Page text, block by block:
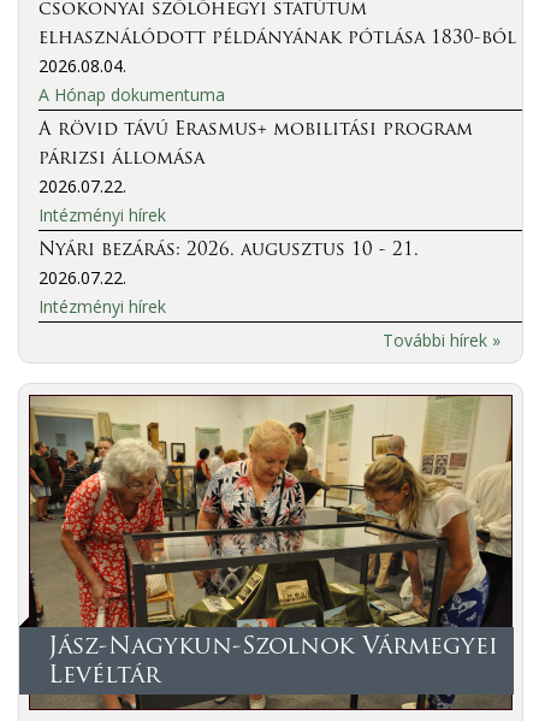
csokonyai szőlőhegyi statútum
elhasználódott példányának pótlása 1830-ból
2026.08.04.
A Hónap dokumentuma
A rövid távú Erasmus+ mobilitási program
párizsi állomása
2026.07.22.
Intézményi hírek
Nyári bezárás: 2026. augusztus 10 - 21.
2026.07.22.
Intézményi hírek
További hírek »
Jász-Nagykun-Szolnok Vármegyei
Levéltár